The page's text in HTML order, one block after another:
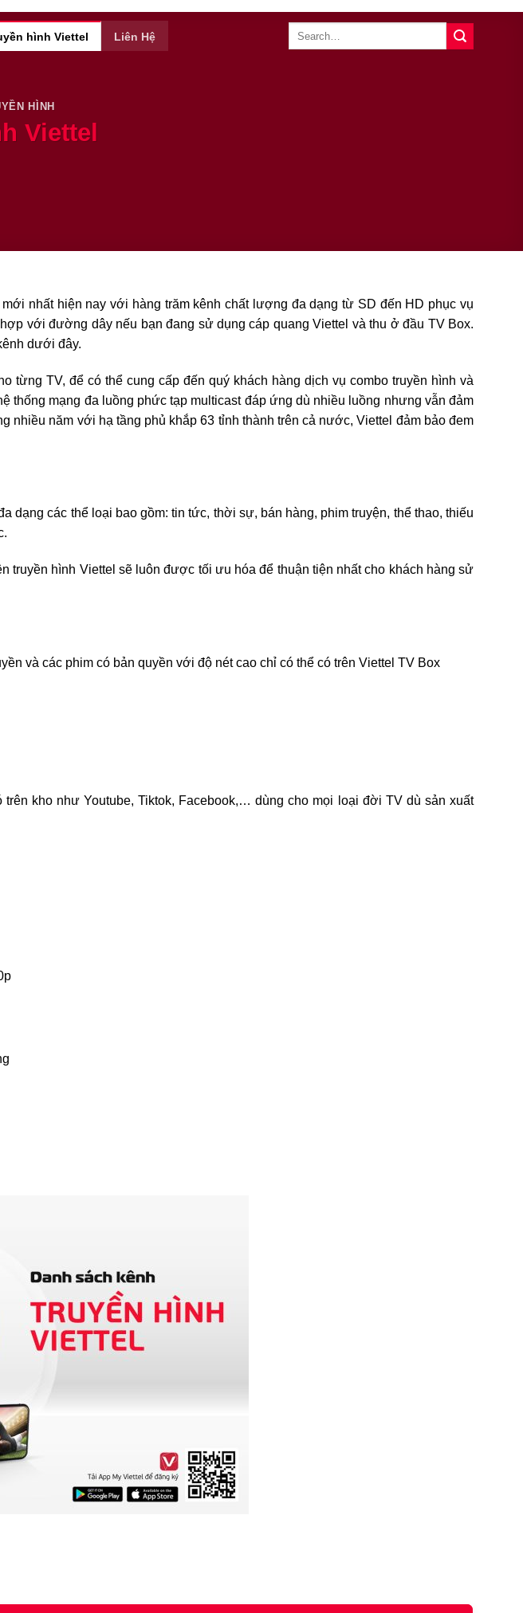
hình Viettel Liên Hệ
HÌNH
Viettel
nhất hiện nay với hàng trăm kênh chất lượng đa dạng từ SD đến HD phục vụ
với đường dây nếu bạn đang sử dụng cáp quang Viettel và thu ở đầu TV Box.
dưới đây.
TV, để có thể cung cấp đến quý khách hàng dịch vụ combo truyền hình và
thống mạng đa luồng phức tạp multicast đáp ứng dù nhiều luồng nhưng vẫn đảm
nhiều năm với hạ tầng phủ khắp 63 tỉnh thành trên cả nước, Viettel đảm bảo đem
các thể loại bao gồm: tin tức, thời sự, bán hàng, phim truyện, thể thao, thiếu
truyền hình Viettel sẽ luôn được tối ưu hóa để thuận tiện nhất cho khách hàng sử
và các phim có bản quyền với độ nét cao chỉ có thể có trên Viettel TV Box
kho như Youtube, Tiktok, Facebook,… dùng cho mọi loại đời TV dù sản xuất